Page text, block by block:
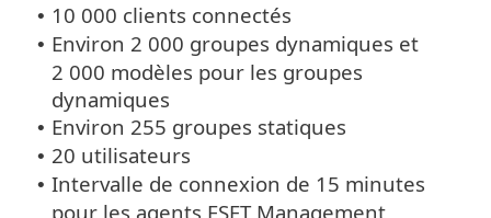
• 10 000 clients connectés
• Environ 2 000 groupes dynamiques et
2 000 modèles pour les groupes
dynamiques
• Environ 255 groupes statiques
• 20 utilisateurs
• Intervalle de connexion de 15 minutes
pour les agents ESET Management